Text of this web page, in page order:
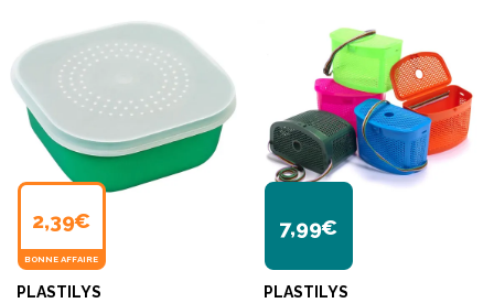
2,39€
BONNE AFFAIRE
PLASTILYS
7,99€
PLASTILYS